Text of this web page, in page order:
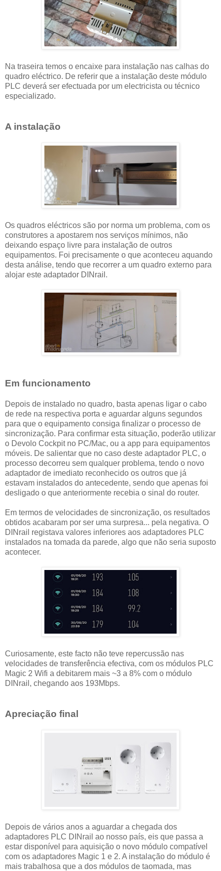
Na traseira temos o encaixe para instalação nas calhas do
quadro eléctrico. De referir que a instalação deste módulo
PLC deverá ser efectuada por um electricista ou técnico
especializado.
A instalação
Os quadros eléctricos são por norma um problema, com os
construtores a apostarem nos serviços mínimos, não
deixando espaço livre para instalação de outros
equipamentos. Foi precisamente o que aconteceu aquando
desta análise, tendo que recorrer a um quadro externo para
alojar este adaptador DINrail.
Em funcionamento
Depois de instalado no quadro, basta apenas ligar o cabo
de rede na respectiva porta e aguardar alguns segundos
para que o equipamento consiga finalizar o processo de
sincronização. Para confirmar esta situação, poderão utilizar
o Devolo Cockpit no PC/Mac, ou a app para equipamentos
móveis. De salientar que no caso deste adaptador PLC, o
processo decorreu sem qualquer problema, tendo o novo
adaptador de imediato reconhecido os outros que já
estavam instalados do antecedente, sendo que apenas foi
desligado o que anteriormente recebia o sinal do router.
Em termos de velocidades de sincronização, os resultados
obtidos acabaram por ser uma surpresa... pela negativa. O
DINrail registava valores inferiores aos adaptadores PLC
instalados na tomada da parede, algo que não seria suposto
acontecer.
Curiosamente, este facto não teve repercussão nas
velocidades de transferência efectiva, com os módulos PLC
Magic 2 Wifi a debitarem mais ~3 a 8% com o módulo
DINrail, chegando aos 193Mbps.
Apreciação final
Depois de vários anos a aguardar a chegada dos
adaptadores PLC DINrail ao nosso país, eis que passa a
estar disponível para aquisição o novo módulo compatível
com os adaptadores Magic 1 e 2. A instalação do módulo é
mais trabalhosa que a dos módulos de taomada, mas